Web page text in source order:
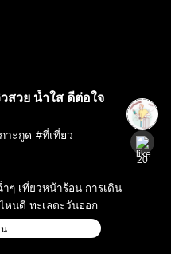
สวย น้ำใส ดีต่อใจ
าะกูด #ที่เที่ยว
ๆ เที่ยวหน้าร้อน การเดิน
หนดี ทะเลตะวันออก
น
20